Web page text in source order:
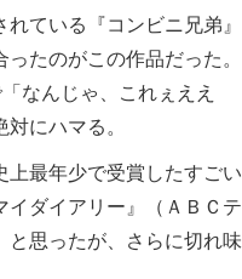
ている『コンビニ兄弟』
たのがこの作品だった。
なんじゃ、これぇええ
にハマる。
最年少で受賞したすごい
イダイアリー』（ＡＢＣテ
と思ったが、さらに切れ味